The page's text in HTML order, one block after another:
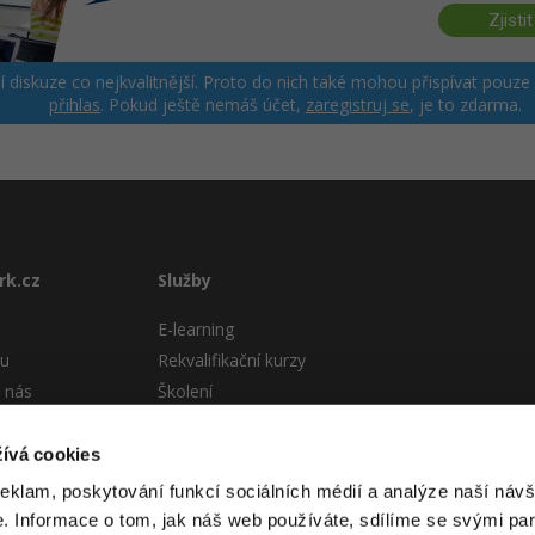
cookies
poskytování funkcí sociálních médií a analýze naší
Informace o tom, jak náš web používáte, sdílíme se svými
Zjistit
diskuze co nejkvalitnější. Proto do nich také mohou přispívat
přihlas. Pokud ještě nemáš účet, zaregistruj se, je to zdarma.
nás
Služby
E-learning
Rekvalifikační kurzy
Školení